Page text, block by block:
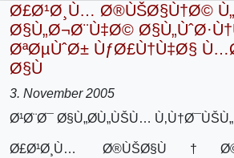
Ø£Ø¹Ø¸Ù… Ø®ÙŠØ§Ù†Ø©
Ø§Ù„Ø¬Ø¨Ù‡Ø©
ØªØµÙˆØ± ÙƒØ£Ù†Ù‡Ø§
Ø§Ù
3. November 2005
Ø¹Ø¨Ø¯ Ø§Ù„Ø­Ù„ÙŠÙ… Ù‚Ù†Ø¯ÙŠÙ„
Ø£Ø¹Ø¸Ù… Ø®ÙŠØ§Ù†Ø©